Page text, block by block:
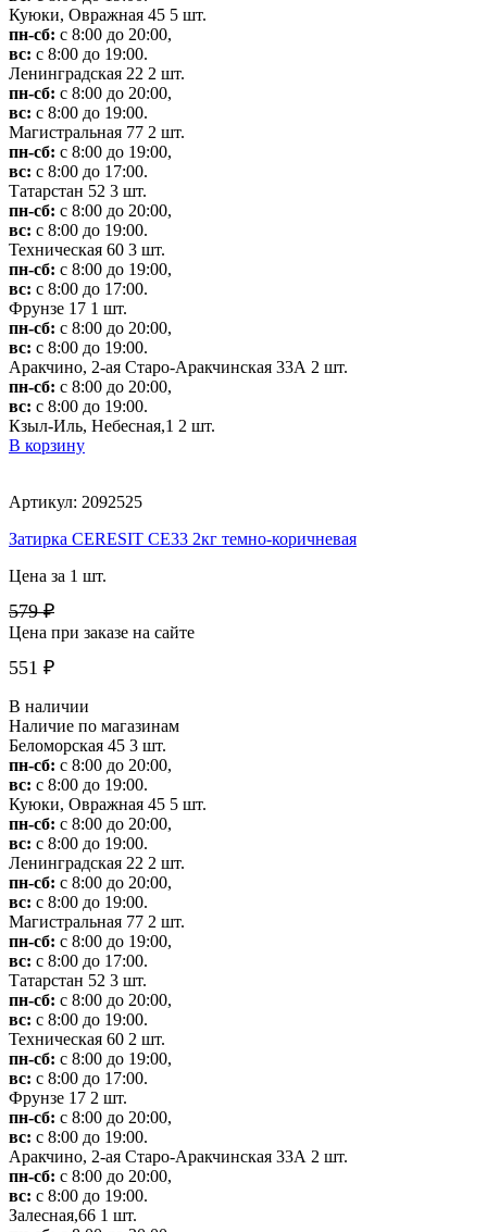
Куюки, Овражная 45 5 шт.
пн-сб: с 8:00 до 20:00,
вс: с 8:00 до 19:00.
Ленинградская 22 2 шт.
пн-сб: с 8:00 до 20:00,
вс: с 8:00 до 19:00.
Магистральная 77 2 шт.
пн-сб: с 8:00 до 19:00,
вс: с 8:00 до 17:00.
Татарстан 52 3 шт.
пн-сб: с 8:00 до 20:00,
вс: с 8:00 до 19:00.
Техническая 60 3 шт.
пн-сб: с 8:00 до 19:00,
вс: с 8:00 до 17:00.
Фрунзе 17 1 шт.
пн-сб: с 8:00 до 20:00,
вс: с 8:00 до 19:00.
Аракчино, 2-ая Старо-Аракчинская 33А 2 шт.
пн-сб: с 8:00 до 20:00,
вс: с 8:00 до 19:00.
Кзыл-Иль, Небесная,1 2 шт.
В корзину
Артикул: 2092525
Затирка CERESIT CE33 2кг темно-коричневая
Цена за 1 шт.
579 ₽
Цена при заказе на сайте
551 ₽
В наличии
Наличие по магазинам
Беломорская 45 3 шт.
пн-сб: с 8:00 до 20:00,
вс: с 8:00 до 19:00.
Куюки, Овражная 45 5 шт.
пн-сб: с 8:00 до 20:00,
вс: с 8:00 до 19:00.
Ленинградская 22 2 шт.
пн-сб: с 8:00 до 20:00,
вс: с 8:00 до 19:00.
Магистральная 77 2 шт.
пн-сб: с 8:00 до 19:00,
вс: с 8:00 до 17:00.
Татарстан 52 3 шт.
пн-сб: с 8:00 до 20:00,
вс: с 8:00 до 19:00.
Техническая 60 2 шт.
пн-сб: с 8:00 до 19:00,
вс: с 8:00 до 17:00.
Фрунзе 17 2 шт.
пн-сб: с 8:00 до 20:00,
вс: с 8:00 до 19:00.
Аракчино, 2-ая Старо-Аракчинская 33А 2 шт.
пн-сб: с 8:00 до 20:00,
вс: с 8:00 до 19:00.
Залесная,66 1 шт.